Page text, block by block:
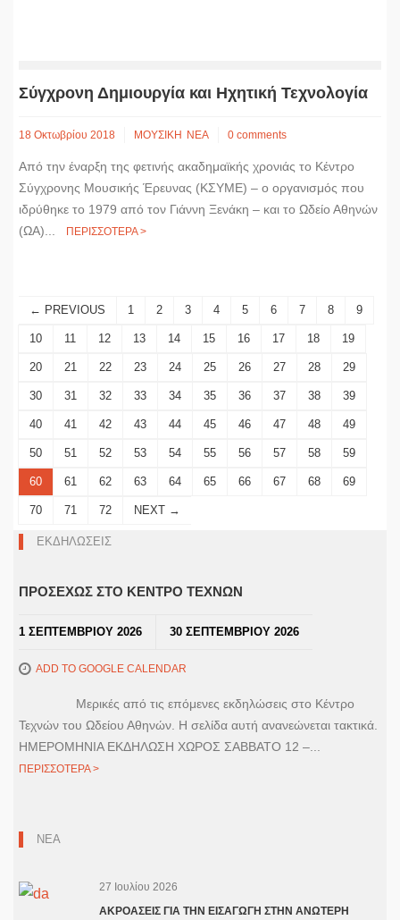
Σύγχρονη Δημιουργία και Ηχητική Τεχνολογία
18 Οκτωβρίου 2018 ΜΟΥΣΙΚΗ ΝΕΑ 0 comments
Από την έναρξη της φετινής ακαδημαϊκής χρονιάς το Κέντρο
Σύγχρονης Μουσικής Έρευνας (ΚΣΥΜΕ) – ο οργανισμός που
ιδρύθηκε το 1979 από τον Γιάννη Ξενάκη – και το Ωδείο Αθηνών
(ΩΑ)...
ΠΕΡΙΣΣΟΤΕΡΑ >
← PREVIOUS 1 2 3 4 5 6 7 8 9
10 11 12 13 14 15 16 17 18 19
20 21 22 23 24 25 26 27 28 29
30 31 32 33 34 35 36 37 38 39
40 41 42 43 44 45 46 47 48 49
50 51 52 53 54 55 56 57 58 59
60 61 62 63 64 65 66 67 68 69
70 71 72 NEXT →
ΕΚΔΗΛΩΣΕΙΣ
ΠΡΟΣΕΧΩΣ ΣΤΟ ΚΕΝΤΡΟ ΤΕΧΝΩΝ
1 ΣΕΠΤΕΜΒΡΙΟΥ 2026 30 ΣΕΠΤΕΜΒΡΙΟΥ 2026
ADD TO GOOGLE CALENDAR
Μερικές από τις επόμενες εκδηλώσεις στο Κέντρο
Τεχνών του Ωδείου Αθηνών. Η σελίδα αυτή ανανεώνεται τακτικά.
ΗΜΕΡΟΜΗΝΙΑ ΕΚΔΗΛΩΣΗ ΧΩΡΟΣ ΣΑΒΒΑΤΟ 12 –...
ΠΕΡΙΣΣΟΤΕΡΑ >
ΝΕΑ
27 Ιουλίου 2026
ΑΚΡΟΑΣΕΙΣ ΓΙΑ ΤΗΝ ΕΙΣΑΓΩΓΗ ΣΤΗΝ ΑΝΩΤΕΡΗ